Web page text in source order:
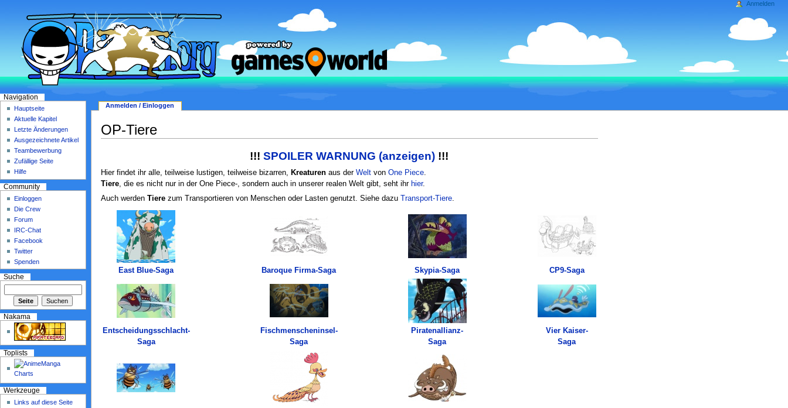
OP-Tiere
!!!SPOILER WARNUNG (anzeigen) !!!
Hier findet ihr alle, teilweise lustigen, teilweise bizarren, Kreaturenaus der Weltvon One Piece.
Tiere, die es nicht nur in der One Piece-, sondern auch in unserer realen Welt gibt, seht ihr hier.
Auch werden Tierezum Transportieren von Menschen oder Lasten genutzt. Siehe dazu Transport-Tiere.
East Blue-Saga Baroque Firma-Saga Skypia-Saga CP9-Saga
Entscheidungsschlacht-
Saga
Fischmenscheninsel-
Saga
Piratenallianz-
Saga
Vier Kaiser-
Saga
Anmelden / Einloggen
Anmelden
Navigation
Hauptseite
Aktuelle Kapitel
Letzte Änderungen
Ausgezeichnete Artikel
Teambewerbung
Zufällige Seite
Hilfe
Community
Einloggen
Die Crew
Forum
IRC-Chat
Facebook
Twitter
Spenden
Suche
Nakama
Toplists
Werkzeuge
Links auf diese Seite